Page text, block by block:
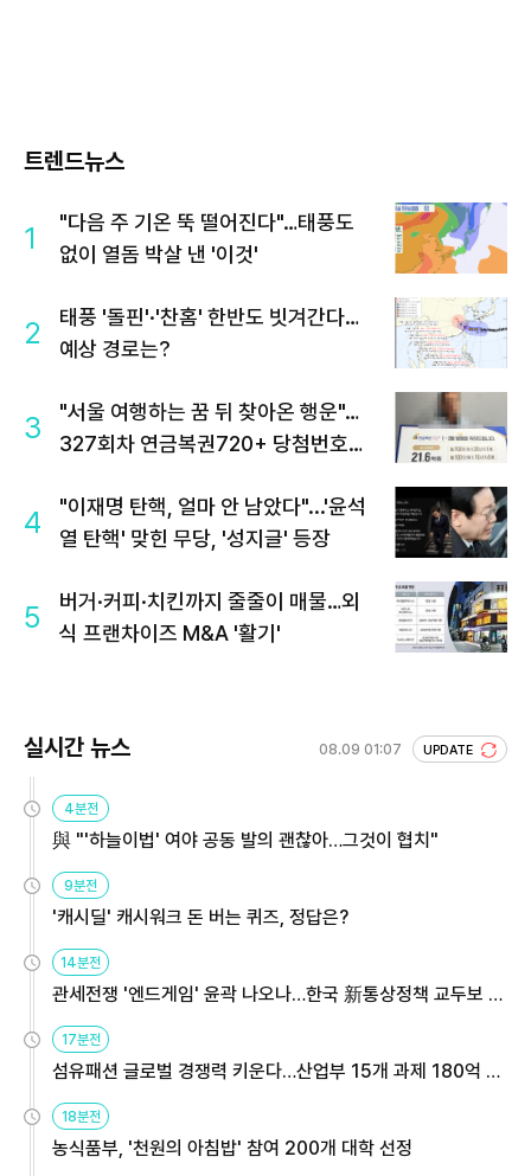
트렌드뉴스
1
"다음 주 기온 뚝 떨어진다"…태풍도
없이 열돔 박살 낸 '이것'
2
태풍 '돌핀'·'찬홈' 한반도 빗겨간다…
예상 경로는?
3
"서울 여행하는 꿈 뒤 찾아온 행운"…
327회차 연금복권720+ 당첨번호조
4
"이재명 탄핵, 얼마 안 남았다"...'윤석
열 탄핵' 맞힌 무당, '성지글' 등장
5
버거·커피·치킨까지 줄줄이 매물…외
식 프랜차이즈 M&A '활기'
실시간 뉴스 08.09 01:07 UPDATE
4분전
與 "'하늘이법' 여야 공동 발의 괜찮아…그것이 협치"
9분전
'캐시딜' 캐시워크 돈 버는 퀴즈, 정답은?
14분전
관세전쟁 '엔드게임' 윤곽 나오나…한국 新통상정책 교두보 활
용해야
17분전
섬유패션 글로벌 경쟁력 키운다…산업부 15개 과제 180억 지
원
18분전
농식품부, '천원의 아침밥' 참여 200개 대학 선정